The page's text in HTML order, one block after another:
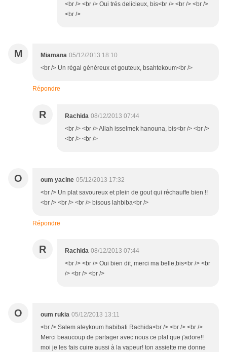
<br /> <br /> Oui trés delicieux, bis<br /> <br /> <br />
<br />
M Miamana 05/12/2013 18:10
<br /> Un régal généreux et gouteux, bsahtekoum<br />
Répondre
R Rachida 08/12/2013 07:44
<br /> <br /> Allah isselmek hanouna, bis<br /> <br />
<br /> <br />
O oum yacine 05/12/2013 17:32
<br /> Un plat savoureux et plein de gout qui réchauffe bien !!
<br /> <br /> <br /> bisous lahbiba<br />
Répondre
R Rachida 08/12/2013 07:44
<br /> <br /> Oui bien dit, merci ma belle,bis<br /> <br
/> <br /> <br />
O oum rukia 05/12/2013 13:11
<br /> Salem aleykoum habibati Rachida<br /> <br /> <br />
Merci beaucoup de partager avec nous ce plat que j'adore!!
moi je les fais cuire aussi à la vapeur! ton assiette me donne